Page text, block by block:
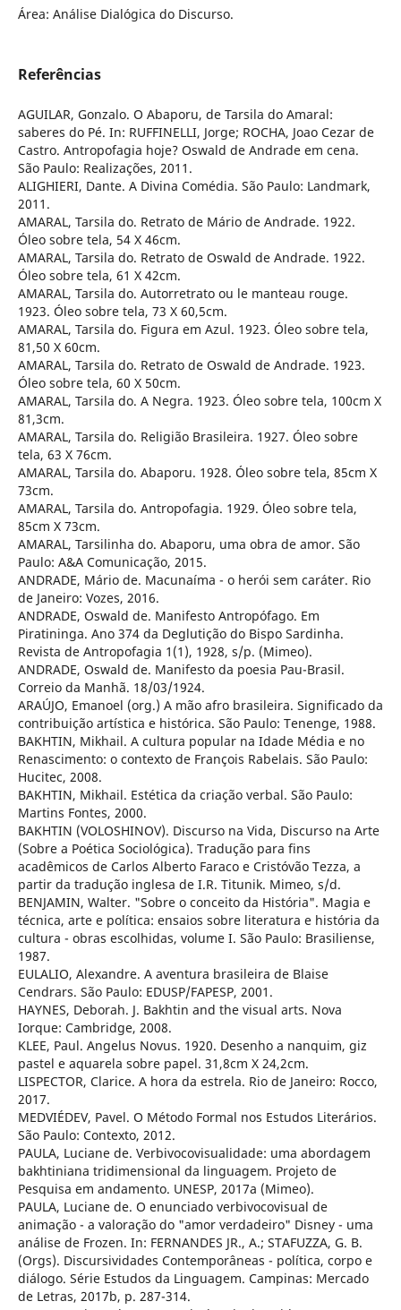
Área: Análise Dialógica do Discurso.
Referências
AGUILAR, Gonzalo. O Abaporu, de Tarsila do Amaral:
saberes do Pé. In: RUFFINELLI, Jorge; ROCHA, Joao Cezar de
Castro. Antropofagia hoje? Oswald de Andrade em cena.
São Paulo: Realizações, 2011.
ALIGHIERI, Dante. A Divina Comédia. São Paulo: Landmark,
2011.
AMARAL, Tarsila do. Retrato de Mário de Andrade. 1922.
Óleo sobre tela, 54 X 46cm.
AMARAL, Tarsila do. Retrato de Oswald de Andrade. 1922.
Óleo sobre tela, 61 X 42cm.
AMARAL, Tarsila do. Autorretrato ou le manteau rouge.
1923. Óleo sobre tela, 73 X 60,5cm.
AMARAL, Tarsila do. Figura em Azul. 1923. Óleo sobre tela,
81,50 X 60cm.
AMARAL, Tarsila do. Retrato de Oswald de Andrade. 1923.
Óleo sobre tela, 60 X 50cm.
AMARAL, Tarsila do. A Negra. 1923. Óleo sobre tela, 100cm X
81,3cm.
AMARAL, Tarsila do. Religião Brasileira. 1927. Óleo sobre
tela, 63 X 76cm.
AMARAL, Tarsila do. Abaporu. 1928. Óleo sobre tela, 85cm X
73cm.
AMARAL, Tarsila do. Antropofagia. 1929. Óleo sobre tela,
85cm X 73cm.
AMARAL, Tarsilinha do. Abaporu, uma obra de amor. São
Paulo: A&A Comunicação, 2015.
ANDRADE, Mário de. Macunaíma - o herói sem caráter. Rio
de Janeiro: Vozes, 2016.
ANDRADE, Oswald de. Manifesto Antropófago. Em
Piratininga. Ano 374 da Deglutição do Bispo Sardinha.
Revista de Antropofagia 1(1), 1928, s/p. (Mimeo).
ANDRADE, Oswald de. Manifesto da poesia Pau-Brasil.
Correio da Manhã. 18/03/1924.
ARAÚJO, Emanoel (org.) A mão afro brasileira. Significado da
contribuição artística e histórica. São Paulo: Tenenge, 1988.
BAKHTIN, Mikhail. A cultura popular na Idade Média e no
Renascimento: o contexto de François Rabelais. São Paulo:
Hucitec, 2008.
BAKHTIN, Mikhail. Estética da criação verbal. São Paulo:
Martins Fontes, 2000.
BAKHTIN (VOLOSHINOV). Discurso na Vida, Discurso na Arte
(Sobre a Poética Sociológica). Tradução para fins
acadêmicos de Carlos Alberto Faraco e Cristóvão Tezza, a
partir da tradução inglesa de I.R. Titunik. Mimeo, s/d.
BENJAMIN, Walter. "Sobre o conceito da História". Magia e
técnica, arte e política: ensaios sobre literatura e história da
cultura - obras escolhidas, volume I. São Paulo: Brasiliense,
1987.
EULALIO, Alexandre. A aventura brasileira de Blaise
Cendrars. São Paulo: EDUSP/FAPESP, 2001.
HAYNES, Deborah. J. Bakhtin and the visual arts. Nova
Iorque: Cambridge, 2008.
KLEE, Paul. Angelus Novus. 1920. Desenho a nanquim, giz
pastel e aquarela sobre papel. 31,8cm X 24,2cm.
LISPECTOR, Clarice. A hora da estrela. Rio de Janeiro: Rocco,
2017.
MEDVIÉDEV, Pavel. O Método Formal nos Estudos Literários.
São Paulo: Contexto, 2012.
PAULA, Luciane de. Verbivocovisualidade: uma abordagem
bakhtiniana tridimensional da linguagem. Projeto de
Pesquisa em andamento. UNESP, 2017a (Mimeo).
PAULA, Luciane de. O enunciado verbivocovisual de
animação - a valoração do "amor verdadeiro" Disney - uma
análise de Frozen. In: FERNANDES JR., A.; STAFUZZA, G. B.
(Orgs). Discursividades Contemporâneas - política, corpo e
diálogo. Série Estudos da Linguagem. Campinas: Mercado
de Letras, 2017b, p. 287-314.